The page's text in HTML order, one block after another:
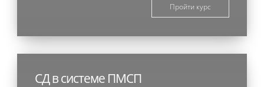
Пройти курс
СД в системе ПМСП